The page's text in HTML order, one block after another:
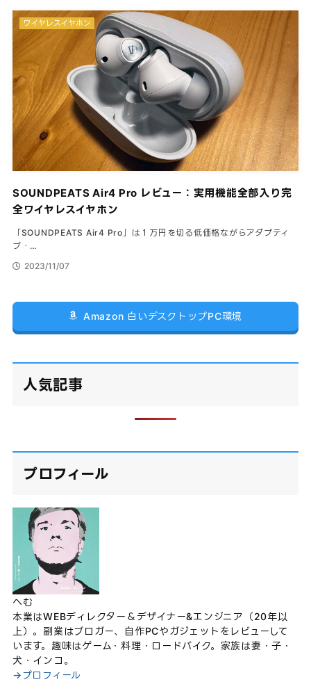
SOUNDPEATS Air4 Pro レビュー：実用機能全部入り完
全ワイヤレスイヤホン
「SOUNDPEATS Air4 Pro」は１万円を切る低価格ながらアダプティ
ブ・…
2023/11/07
ワイヤレスイヤホン
Amazon 白いデスクトップPC環境
人気記事
プロフィール
へむ
本業はWEBディレクター＆デザイナー&エンジニア（20年以
上）。副業はブロガー、自作PCやガジェットをレビューして
います。趣味はゲーム・料理・ロードバイク。家族は妻・子・
犬・インコ。
→プロフィール